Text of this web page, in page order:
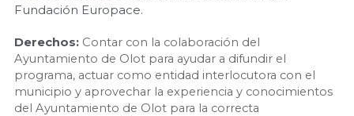
Fundación Europace.
Derechos: Contar con la colaboración del
Ayuntamiento de Olot para ayudar a difundir el
programa, actuar como entidad interlocutora con el
municipio y aprovechar la experiencia y conocimientos
del Ayuntamiento de Olot para la correcta